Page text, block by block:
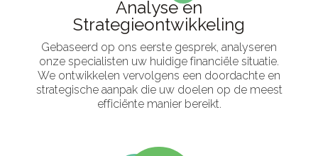
Analyse en
Strategieontwikkeling
Gebaseerd op ons eerste gesprek, analyseren
onze specialisten uw huidige financiële situatie.
We ontwikkelen vervolgens een doordachte en
strategische aanpak die uw doelen op de meest
efficiënte manier bereikt.